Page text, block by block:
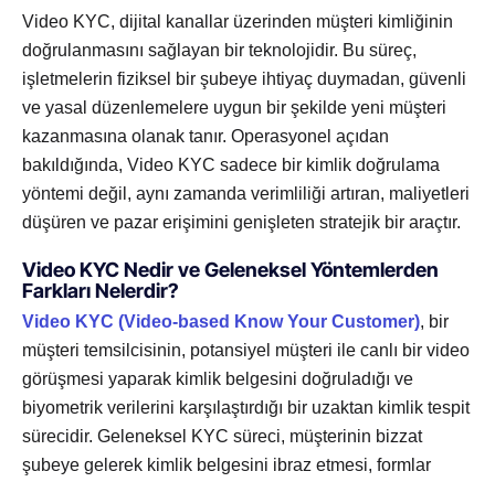
Video KYC, dijital kanallar üzerinden müşteri kimliğinin
doğrulanmasını sağlayan bir teknolojidir. Bu süreç,
işletmelerin fiziksel bir şubeye ihtiyaç duymadan, güvenli
ve yasal düzenlemelere uygun bir şekilde yeni müşteri
kazanmasına olanak tanır. Operasyonel açıdan
bakıldığında, Video KYC sadece bir kimlik doğrulama
yöntemi değil, aynı zamanda verimliliği artıran, maliyetleri
düşüren ve pazar erişimini genişleten stratejik bir araçtır.
Video KYC Nedir ve Geleneksel Yöntemlerden
Farkları Nelerdir?
Video KYC (Video-based Know Your Customer), bir
müşteri temsilcisinin, potansiyel müşteri ile canlı bir video
görüşmesi yaparak kimlik belgesini doğruladığı ve
biyometrik verilerini karşılaştırdığı bir uzaktan kimlik tespit
sürecidir. Geleneksel KYC süreci, müşterinin bizzat
şubeye gelerek kimlik belgesini ibraz etmesi, formlar